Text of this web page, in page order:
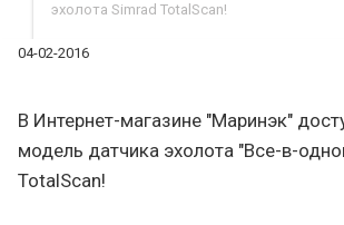
эхолота Simrad TotalScan!
04-02-2016
В Интернет-магазине "Маринэк"
модель датчика эхолота "Все-в-
TotalScan!